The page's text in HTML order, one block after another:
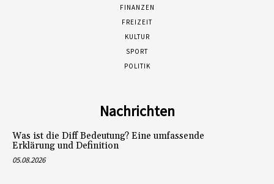
FINANZEN
FREIZEIT
KULTUR
SPORT
POLITIK
Nachrichten
Was ist die Diff Bedeutung? Eine umfassende
Erklärung und Definition
05.08.2026